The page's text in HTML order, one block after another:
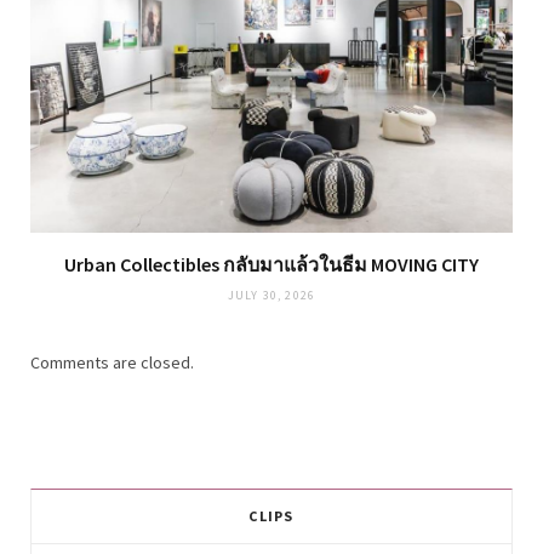
Urban Collectibles กลับมาแล้วในธีม MOVING CITY
JULY 30, 2026
Comments are closed.
CLIPS